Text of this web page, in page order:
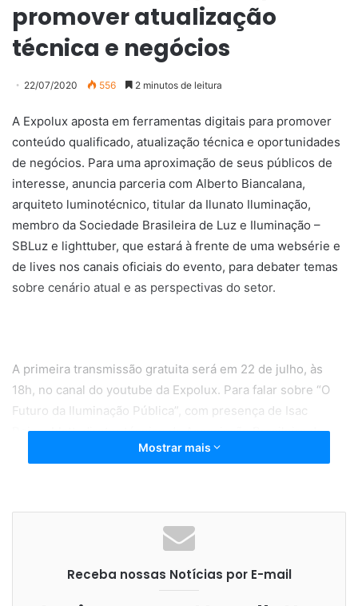
promover atualização
técnica e negócios
22/07/2020 556 2 minutos de leitura
A Expolux aposta em ferramentas digitais para promover
conteúdo qualificado, atualização técnica e oportunidades
de negócios. Para uma aproximação de seus públicos de
interesse, anuncia parceria com Alberto Biancalana,
arquiteto luminotécnico, titular da Ilunato Iluminação,
membro da Sociedade Brasileira de Luz e Iluminação –
SBLuz e lighttuber, que estará à frente de uma websérie e
de lives nos canais oficiais do evento, para debater temas
sobre cenário atual e as perspectivas do setor.
A primeira transmissão gratuita será em 22 de julho, às
18h, no canal do youtube da Expolux. Para falar sobre “O
Futuro da Iluminação Pública”, com presença de Isac
Roizenblatt, diretor técnico da Associação Brasileira de
Iluminação – Abilux, membro da Illuminating Engineering
Citylights Urban Solutions, engenheiro elétrico e light
designer responsável pela iluminação da Avenida Paulista,
pelo Plano Diretor de Iluminação de Campos dos
Goytacazes (RJ), e outros.
Mostrar mais
Receba nossas Notícias por E-mail